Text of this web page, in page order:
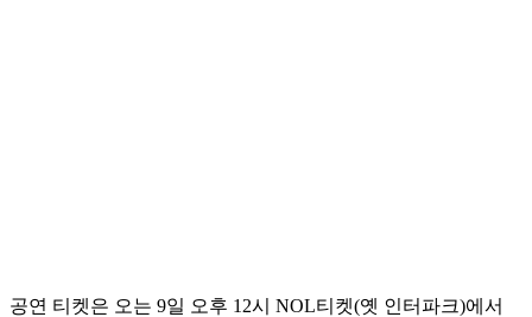
공연 티켓은 오는 9일 오후 12시 NOL티켓(옛 인터파크)에서